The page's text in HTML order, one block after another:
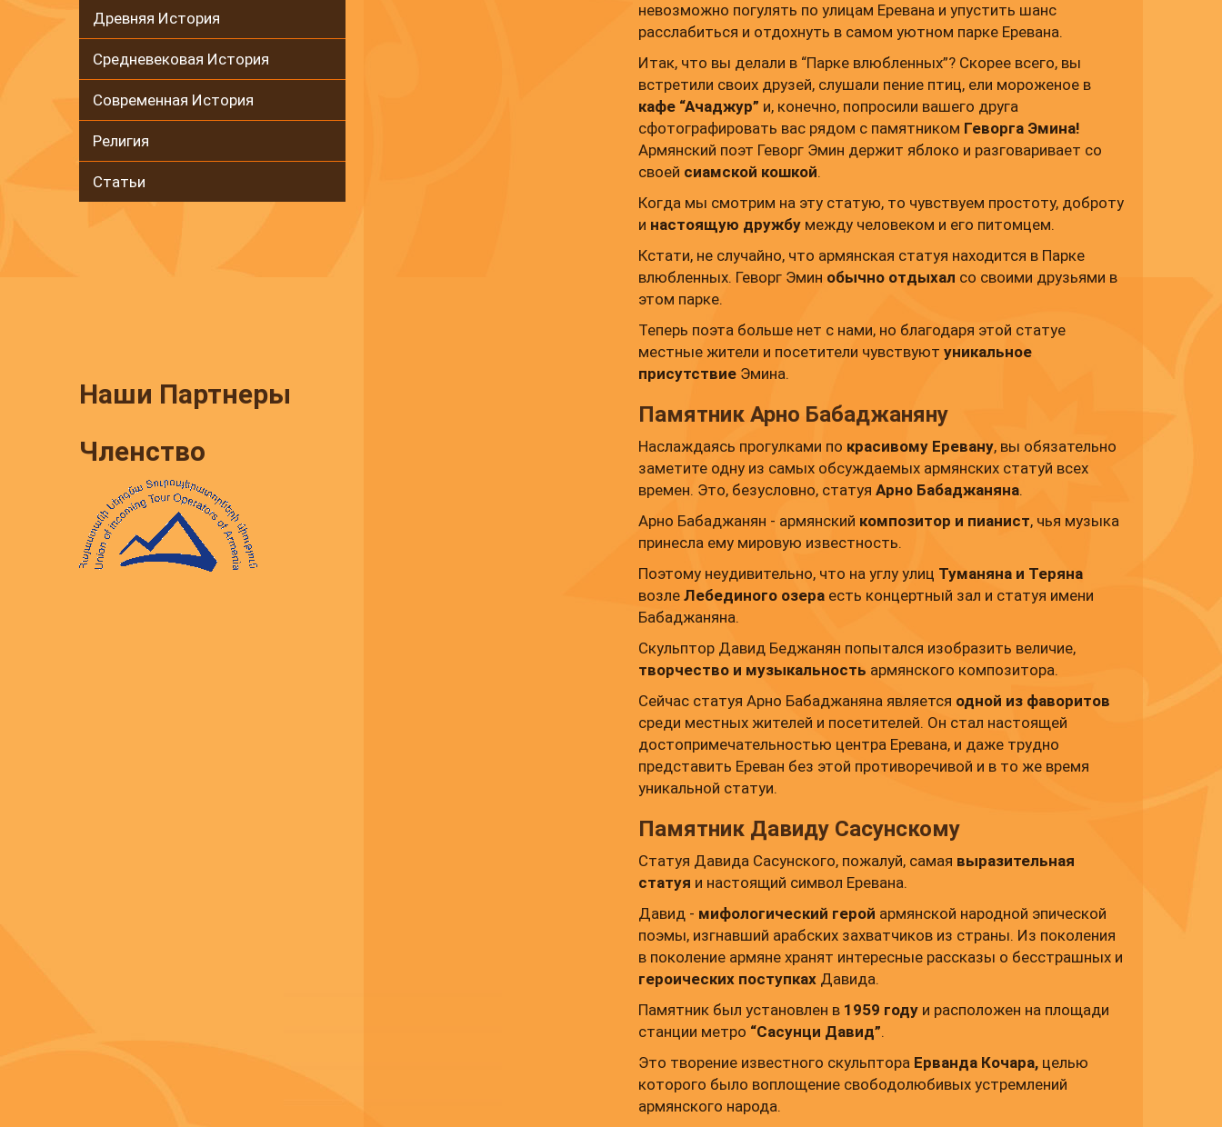
Древняя История
Средневековая История
Современная История
Религия
Статьи
Наши Партнеры
Членство
невозможно погулять по улицам Еревана и упустить шанс
расслабиться и отдохнуть в самом уютном парке Еревана.
Итак, что вы делали в “Парке влюбленных”? Скорее всего, вы
встретили своих друзей, слушали пение птиц, ели мороженое в
кафе “Ачаджур” и, конечно, попросили вашего друга
сфотографировать вас рядом с памятником Геворга Эмина!
Армянский поэт Геворг Эмин держит яблоко и разговаривает со
своей сиамской кошкой.
Когда мы смотрим на эту статую, то чувствуем простоту, доброту
и настоящую дружбумежду человеком и его питомцем.
Кстати, не случайно, что армянская статуя находится в Парке
влюбленных. Геворг Эмин обычно отдыхал со своими друзьями в
этом парке.
Теперь поэта больше нет с нами, но благодаря этой статуе
местные жители и посетители чувствуют уникальное
присутствиеЭмина.
Памятник Арно Бабаджаняну
Наслаждаясь прогулками по красивому Еревану, вы обязательно
заметите одну из самых обсуждаемых армянских статуй всех
времен. Это, безусловно, статуя Арно Бабаджаняна.
Арно Бабаджанян - армянский композитор и пианист, чья музыка
принесла ему мировую известность.
Поэтому неудивительно, что на углу улиц Туманяна и Теряна
возле Лебединого озераесть концертный зал и статуя имени
Бабаджаняна.
Скульптор Давид Беджанян попытался изобразить величие,
творчество и музыкальность армянского композитора.
Сейчас статуя Арно Бабаджаняна является одной из фаворитов
среди местных жителей и посетителей. Он стал настоящей
достопримечательностью центра Еревана, и даже трудно
представить Ереван без этой противоречивой и в то же время
уникальной статуи.
Памятник Давиду Сасунскому
Статуя Давида Сасунского, пожалуй, самая выразительная
статуя и настоящий символ Еревана.
Давид - мифологический герой армянской народной эпической
поэмы, изгнавший арабских захватчиков из страны. Из поколения
в поколение армяне хранят интересные рассказы о бесстрашных и
героических поступкахДавида.
Памятник был установлен в 1959 годуи расположен на площади
станции метро “Сасунци Давид”.
Это творение известного скульптора Ерванда Кочара,целью
которого было воплощение свободолюбивых устремлений
армянского народа.